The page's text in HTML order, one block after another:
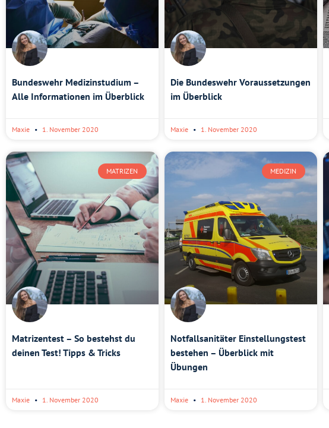
Bundeswehr Medizinstudium –
Alle Informationen im Überblick
Maxie 1. November 2020
Die Bundeswehr Voraussetzungen
im Überblick
Maxie 1. November 2020
MATRIZEN
Matrizentest – So bestehst du
deinen Test! Tipps & Tricks
Maxie 1. November 2020
MEDIZIN
Notfallsanitäter Einstellungstest
bestehen – Überblick mit
Übungen
Maxie 1. November 2020